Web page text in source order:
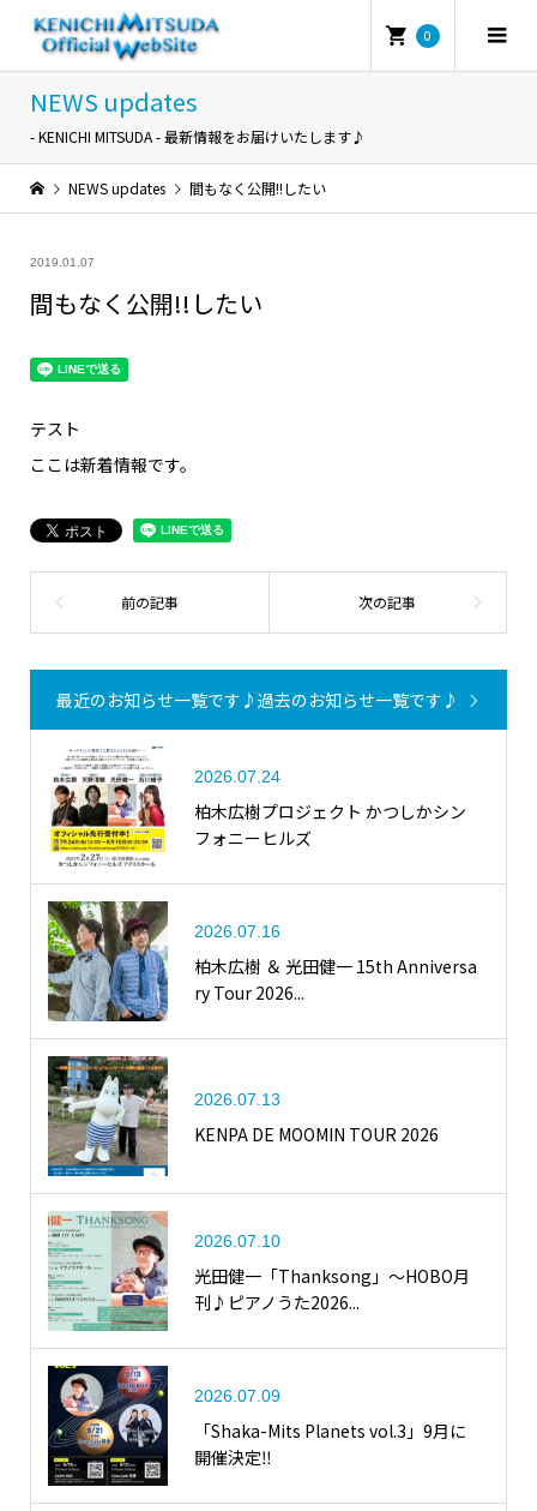
0
NEWS updates
- KENICHI MITSUDA - 最新情報をお届けいたします♪
NEWS updates 間もなく公開!!したい
2019.01.07
間もなく公開!!したい
テスト
ここは新着情報です。
最近のお知らせ一覧です♪ 過去のお知らせ一覧です♪
2026.07.24
柏木広樹プロジェクト かつしかシン
フォニーヒルズ
2026.07.16
柏木広樹 ＆ 光田健一 15th Anniversa
ry Tour 2026...
2026.07.13
KENPA DE MOOMIN TOUR 2026
2026.07.10
光田健一「Thanksong」〜HOBO月
刊♪ピアノうた2026...
2026.07.09
「Shaka-Mits Planets vol.3」9月に
開催決定‼